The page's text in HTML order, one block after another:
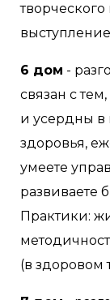
6 дом -
связан с
и усердны в
здоровья,
умеете
развиваете
Практики:
(в здоровом